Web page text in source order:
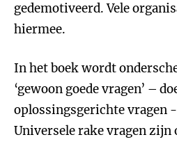
gedemotiveerd. Vele
hiermee.
In het boek wordt
‘gewoon goede vragen’ –
oplossingsgerichte vragen -
Universele rake vragen zijn